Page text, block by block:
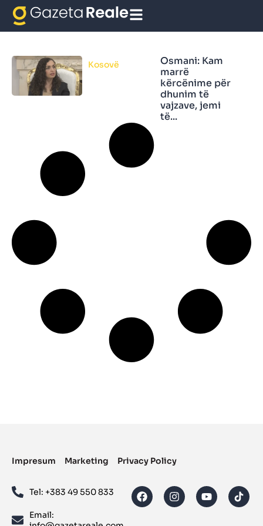
Vajzat e presidentes
Kosovë
Osmani: Kam
marrë
kërcënime për
dhunim të
vajzave, jemi
të...
Impresum Marketing Privacy Policy
Tel: ‪+383 49 550 833‬
Email: